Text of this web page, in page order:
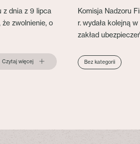
z dnia z 9 lipca
zwolnienie, o
Czytaj więcej
Komisja Nadzoru
r. wydała kolejną
zakład
Bez kategorii